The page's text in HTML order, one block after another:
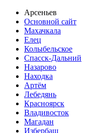
Арсеньев
Основной сайт
Махачкала
Елец
Колыбельское
Спасск-Дальний
Назарово
Находка
Артём
Лебедянь
Красноярск
Владивосток
Магадан
Избербаш